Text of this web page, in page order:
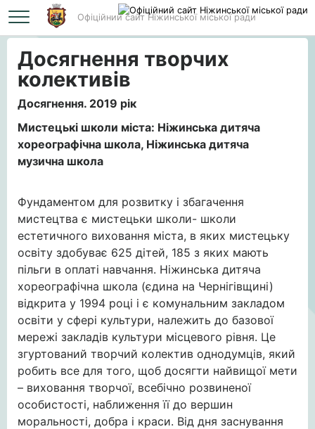
Офіційний сайт Ніжинської міської ради
Головна Досягнення творчих колективів
Досягнення творчих
колективів
Досягнення. 2019 рік
Мистецькі школи міста: Ніжинська дитяча
хореографічна школа, Ніжинська дитяча
музична школа
Фундаментом для розвитку і збагачення
мистецтва є мистецьки школи- школи
естетичного виховання міста, в яких мистецьку
освіту здобуває 625 дітей, 185 з яких мають
пільги в оплаті навчання. Ніжинська дитяча
хореографічна школа (єдина на Чернігівщині)
відкрита у 1994 році і є комунальним закладом
освіти у сфері культури, належить до базової
мережі закладів культури місцевого рівня. Це
згуртований творчий колектив однодумців, який
робить все для того, щоб досягти найвищої мети
– виховання творчої, всебічно розвиненої
особистості, наближення її до вершин
моральності, добра і краси. Від дня заснування